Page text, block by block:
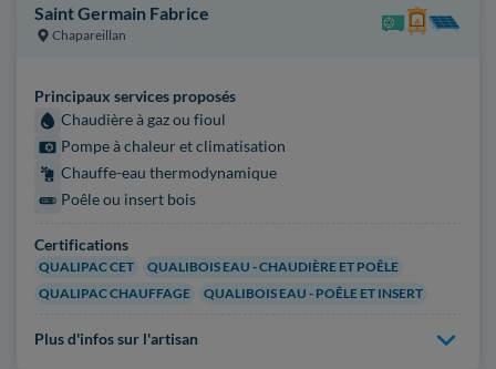
Saint Germain Fabrice
Chapareillan
Principaux services proposés
Chaudière à gaz ou fioul
Pompe à chaleur et climatisation
Chauffe-eau thermodynamique
Poêle ou insert bois
Certifications
QUALIPAC CET
QUALIBOIS EAU - CHAUDIÈRE ET POÊLE
QUALIPAC CHAUFFAGE
QUALIBOIS EAU - POÊLE ET INSERT
Plus d'infos sur l'artisan